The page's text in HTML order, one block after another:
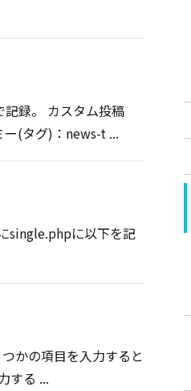
録。 カスタム投稿
(タグ)：news-t ...
single.phpに以下を記
かの項目を入力すると
する ...